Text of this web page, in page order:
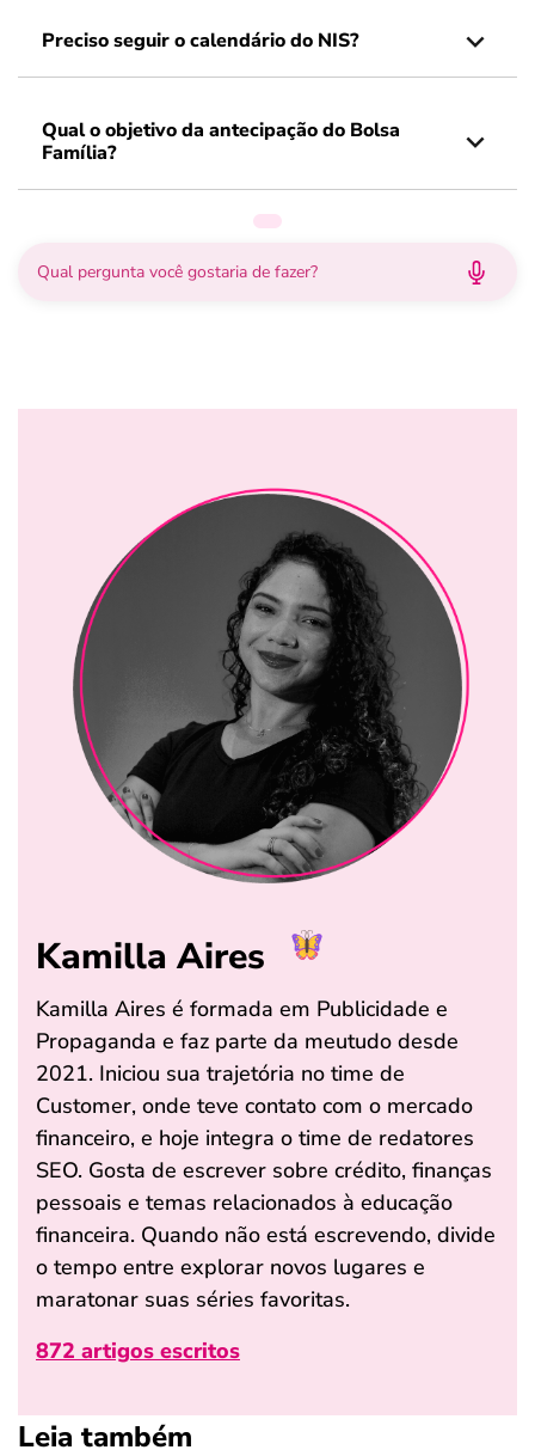
Preciso seguir o calendário do NIS?
Qual o objetivo da antecipação do Bolsa
Família?
Kamilla Aires
Kamilla Aires é formada em Publicidade e
Propaganda e faz parte da meutudo desde
2021. Iniciou sua trajetória no time de
Customer, onde teve contato com o mercado
financeiro, e hoje integra o time de redatores
SEO. Gosta de escrever sobre crédito, finanças
pessoais e temas relacionados à educação
financeira. Quando não está escrevendo, divide
o tempo entre explorar novos lugares e
maratonar suas séries favoritas.
872 artigos escritos
Leia também